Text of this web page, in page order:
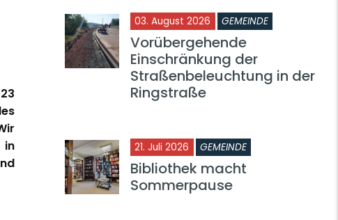
in
03. August 2026 GEMEINDE
Vorübergehende
Einschränkung der
Straßenbeleuchtung in der
Ringstraße
21. Juli 2026 GEMEINDE
Bibliothek macht
Sommerpause